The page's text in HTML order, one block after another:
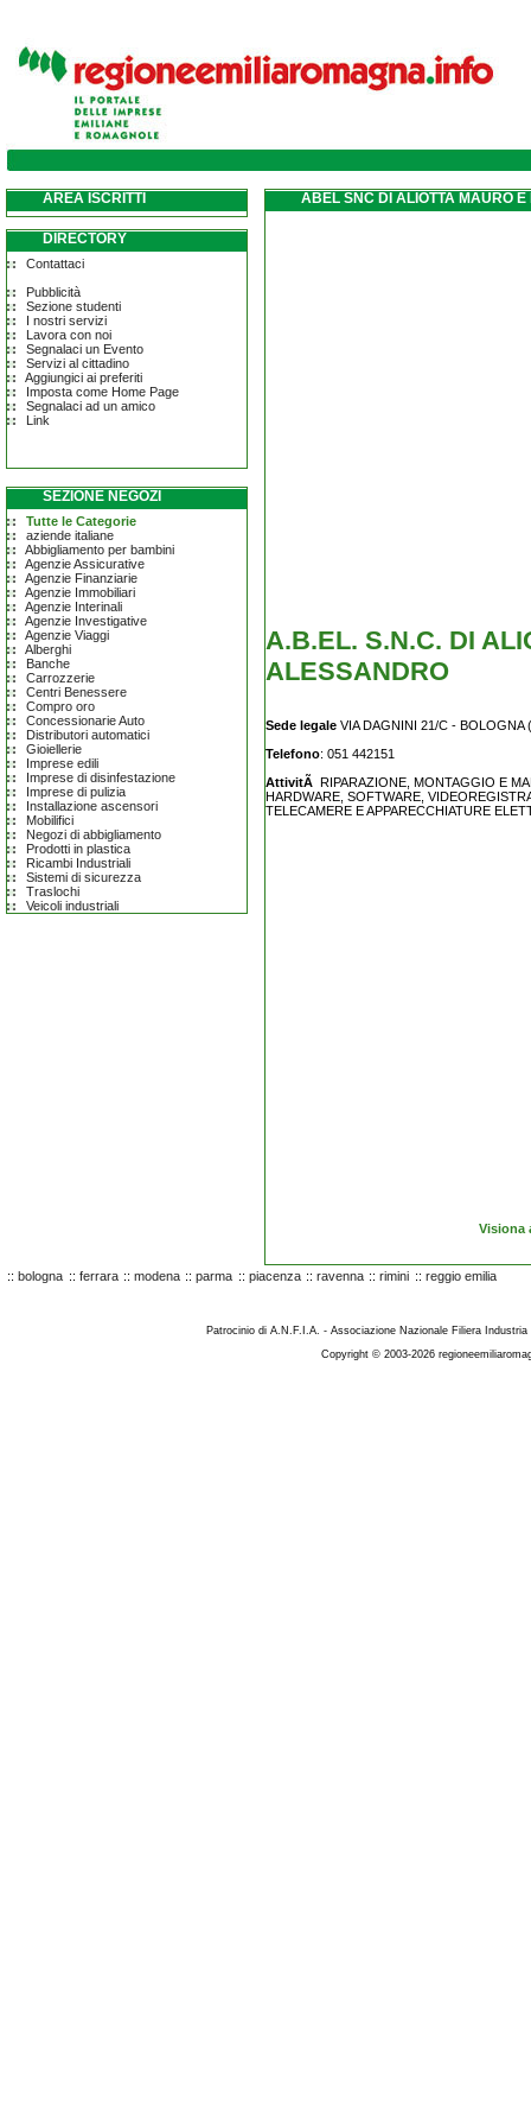
AREA ISCRITTI
DIRECTORY
Contattaci
Pubblicità
Sezione studenti
I nostri servizi
Lavora con noi
Segnalaci un Evento
Servizi al cittadino
Aggiungici ai preferiti
Imposta come Home Page
Segnalaci ad un amico
Link
SEZIONE NEGOZI
Tutte le Categorie
aziende italiane
Abbigliamento per bambini
Agenzie Assicurative
Agenzie Finanziarie
Agenzie Immobiliari
Agenzie Interinali
Agenzie Investigative
Agenzie Viaggi
Alberghi
Banche
Carrozzerie
Centri Benessere
Compro oro
Concessionarie Auto
Distributori automatici
Gioiellerie
Imprese edili
Imprese di disinfestazione
Imprese di pulizia
Installazione ascensori
Mobilifici
Negozi di abbigliamento
Prodotti in plastica
Ricambi Industriali
Sistemi di sicurezza
Traslochi
Veicoli industriali
ABEL SNC DI ALIOTTA MAURO
A.B.EL. S.N.C. DI
ALESSANDRO
Sede legale VIA DAGNINI 21/C - BOLOGNA
Telefono: 051 442151
AttivitÃ
RIPARAZIONE, MONTAGGIO E
HARDWARE, SOFTWARE,
TELECAMERE E APPARECCHIATURE
Visiona
:: bologna :: ferrara :: modena :: parma :: piacenza :: ravenna :: rimini :: reggio emilia
Patrocinio di A.N.F.I.A. - Associazione Nazionale Filiera
Copyright © 2003-2026